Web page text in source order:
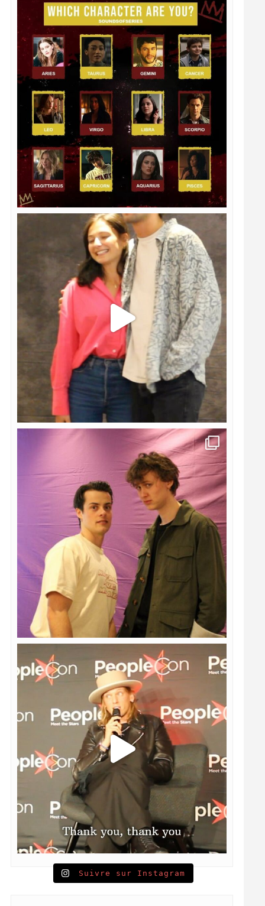
Suivre sur Instagram